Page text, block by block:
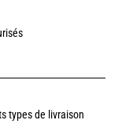
types de livraison